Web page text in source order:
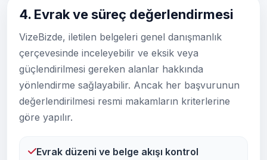
4. Evrak ve süreç değerlendirmesi
VizeBizde, iletilen belgeleri genel danışmanlık
çerçevesinde inceleyebilir ve eksik veya
güçlendirilmesi gereken alanlar hakkında
yönlendirme sağlayabilir. Ancak her başvurunun
değerlendirilmesi resmi makamların kriterlerine
göre yapılır.
Evrak düzeni ve belge akışı kontrol